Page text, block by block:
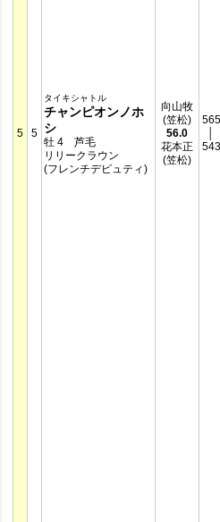
5 5
タイキシャトル
チャンピオンノホ
シ
牡 4 芦毛
リリークラウン
(フレンチデピュティ)
向山牧
(笠松)
56.0
花本正
(笠松)
565
543